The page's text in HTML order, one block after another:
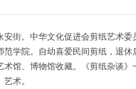
街。中华文化促进会剪纸艺术
学院。自幼喜爱民间剪纸，退
馆、博物馆收藏。《剪纸杂谈
术。